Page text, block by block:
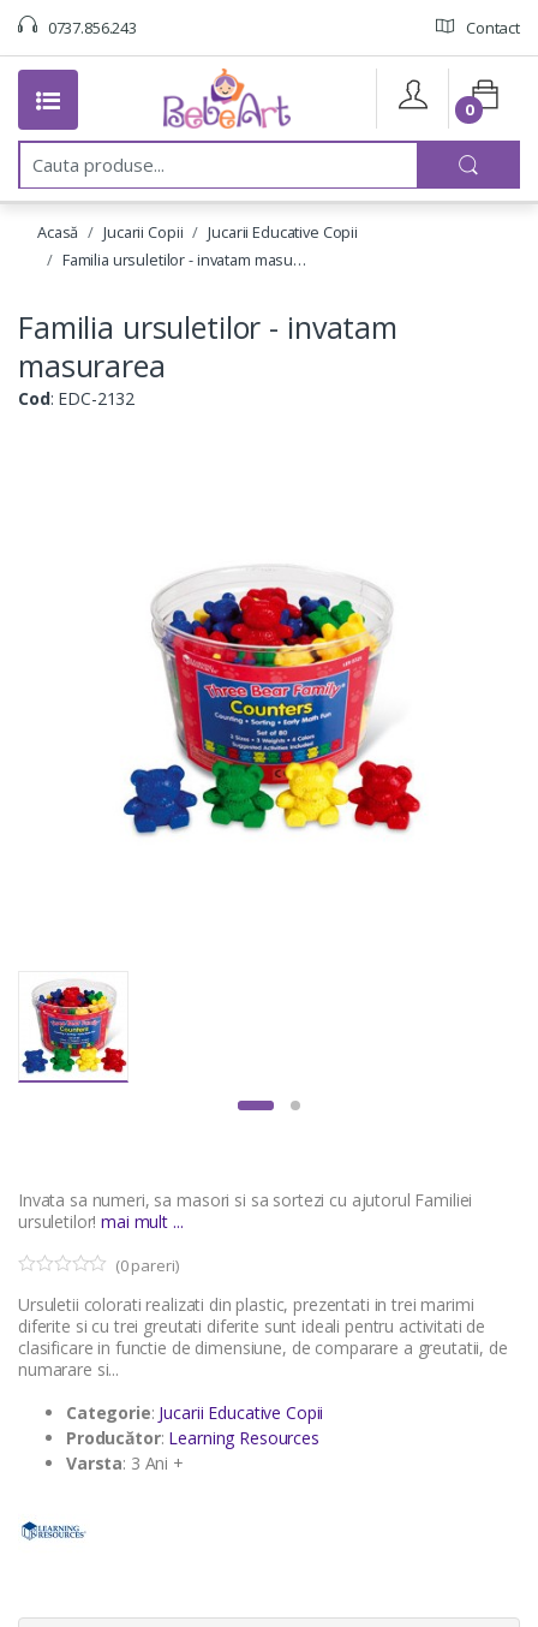
0737.856.243 Contact
C
u
0
Acasă Jucarii Copii
Jucarii Educative Copii
Familia ursuletilor - invatam masu…
Familia ursuletilor - invatam
masurarea
Cod: EDC-2132
Invata sa numeri, sa masori si sa sortezi cu ajutorul Familiei
ursuletilor!mai mult ...
o
u
o
f
u
s
(0pareri)
Ursuletii colorati realizati din plastic, prezentati in trei marimi
diferite si cu trei greutati diferite sunt ideali pentru activitati de
clasificare in functie de dimensiune, de comparare a greutatii, de
numarare si...
Categorie: Jucarii Educative Copii
Producător: Learning Resources
Varsta: 3 Ani +